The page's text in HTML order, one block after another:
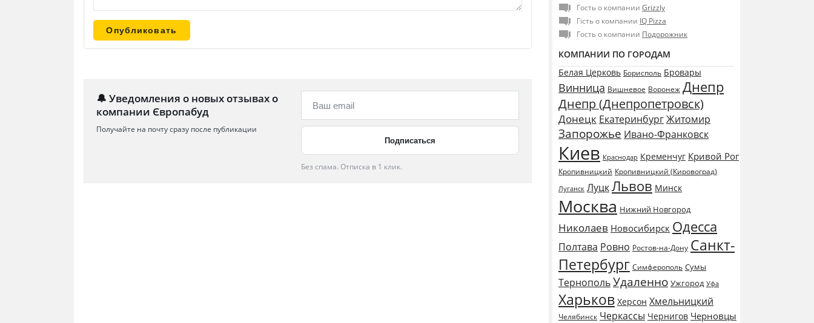
🔔 Уведомления о новых отзывах о
компании Європабуд
Получайте на почту сразу после публикации
Без спама. Отписка в 1 клик.
Гость о компании Grizzly
Гість о компании IQ Pizza
Гость о компании Подорожник
КОМПАНИИ ПО ГОРОДАМ
Белая Церковь Борисполь Бровары
Винница Вишневое Воронеж Днепр
Днепр (Днепропетровск)
Донецк ЕкатеринбургЖитомир
Запорожье Ивано-Франковск
Киев Краснодар Кременчуг Кривой Рог
Кропивницкий Кропивницкий (Кировоград)
Луганск ЛуцкЛьвов Минск
Москва Нижний Новгород
Николаев Новосибирск Одесса
Полтава Ровно Ростов-на-Дону Санкт-
Петербург Симферополь Сумы
ТернопольУдаленно Ужгород Уфа
Харьков Херсон Хмельницкий
Челябинск Черкассы Чернигов Черновцы